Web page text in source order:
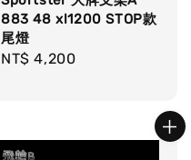
883 48 xl1200 STOP款
尾燈
Regular
NT$ 4,200